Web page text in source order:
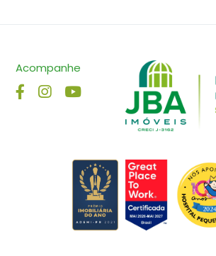
Acompanhe